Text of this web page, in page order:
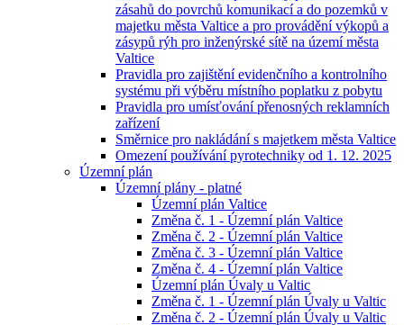
zásahů do povrchů komunikací a do pozemků v
majetku města Valtice a pro provádění výkopů a
zásypů rýh pro inženýrské sítě na území města
Valtice
Pravidla pro zajištění evidenčního a kontrolního
systému při výběru místního poplatku z pobytu
Pravidla pro umísťování přenosných reklamních
zařízení
Směrnice pro nakládání s majetkem města Valtice
Omezení používání pyrotechniky od 1. 12. 2025
Územní plán
Územní plány - platné
Územní plán Valtice
Změna č. 1 - Územní plán Valtice
Změna č. 2 - Územní plán Valtice
Změna č. 3 - Územní plán Valtice
Změna č. 4 - Územní plán Valtice
Územní plán Úvaly u Valtic
Změna č. 1 - Územní plán Úvaly u Valtic
Změna č. 2 - Územní plán Úvaly u Valtic